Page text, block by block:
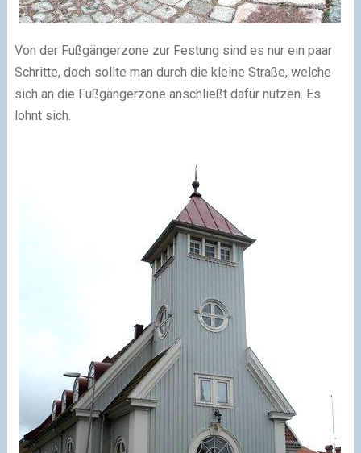
Von der Fußgängerzone zur Festung sind es nur ein paar
Schritte, doch sollte man durch die kleine Straße, welche
sich an die Fußgängerzone anschließt dafür nutzen. Es
lohnt sich.